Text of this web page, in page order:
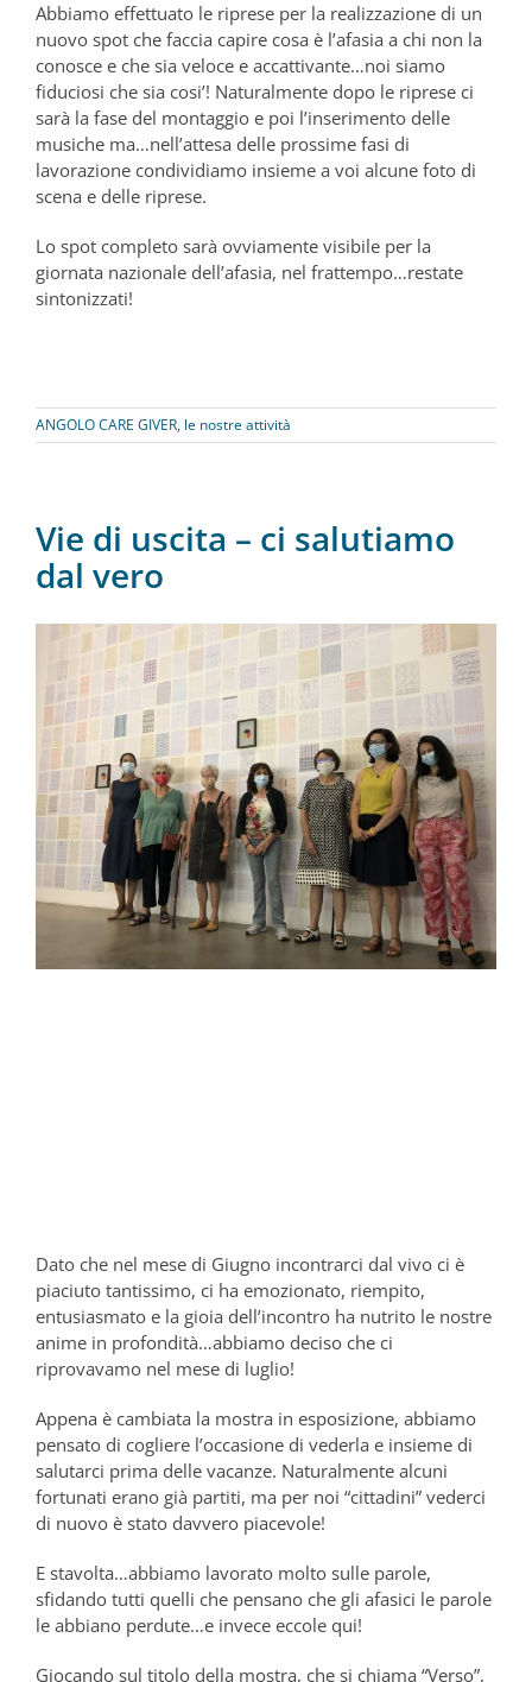
Abbiamo effettuato le riprese per la realizzazione di un
nuovo spot che faccia capire cosa è l’afasia a chi non la
conosce e che sia veloce e accattivante…noi siamo
fiduciosi che sia cosi’! Naturalmente dopo le riprese ci
sarà la fase del montaggio e poi l’inserimento delle
musiche ma…nell’attesa delle prossime fasi di
lavorazione condividiamo insieme a voi alcune foto di
scena e delle riprese.
Lo spot completo sarà ovviamente visibile per la
giornata nazionale dell’afasia, nel frattempo…restate
sintonizzati!
ANGOLO CARE GIVER, le nostre attività
Vie di uscita – ci salutiamo
dal vero
Dato che nel mese di Giugno incontrarci dal vivo ci è
piaciuto tantissimo, ci ha emozionato, riempito,
entusiasmato e la gioia dell’incontro ha nutrito le nostre
anime in profondità…abbiamo deciso che ci
riprovavamo nel mese di luglio!
Appena è cambiata la mostra in esposizione, abbiamo
pensato di cogliere l’occasione di vederla e insieme di
salutarci prima delle vacanze. Naturalmente alcuni
fortunati erano già partiti, ma per noi “cittadini” vederci
di nuovo è stato davvero piacevole!
E stavolta…abbiamo lavorato molto sulle parole,
sfidando tutti quelli che pensano che gli afasici le parole
le abbiano perdute…e invece eccole qui!
Giocando sul titolo della mostra, che si chiama “Verso”,